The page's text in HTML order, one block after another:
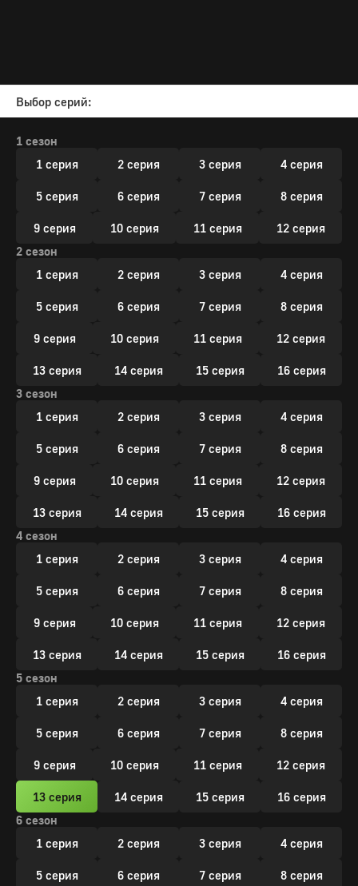
Выбор серий:
1 сезон
1 серия
2 серия 3 серия 4 серия
5 серия 6 серия 7 серия 8 серия
9 серия 10 серия 11 серия
12 серия
2 сезон
1 серия
2 серия 3 серия 4 серия
5 серия 6 серия 7 серия 8 серия
9 серия 10 серия 11 серия 12 серия
13 серия 14 серия 15 серия
16 серия
3 сезон
1 серия
2 серия 3 серия 4 серия
5 серия 6 серия 7 серия 8 серия
9 серия 10 серия 11 серия 12 серия
13 серия 14 серия 15 серия
16 серия
4 сезон
1 серия
2 серия 3 серия 4 серия
5 серия 6 серия 7 серия 8 серия
9 серия 10 серия 11 серия 12 серия
13 серия 14 серия 15 серия
16 серия
5 сезон
1 серия
2 серия 3 серия 4 серия
5 серия 6 серия 7 серия 8 серия
9 серия 10 серия 11 серия 12 серия
13 серия 14 серия 15 серия
16 серия
6 сезон
1 серия
2 серия 3 серия 4 серия
5 серия 6 серия 7 серия 8 серия